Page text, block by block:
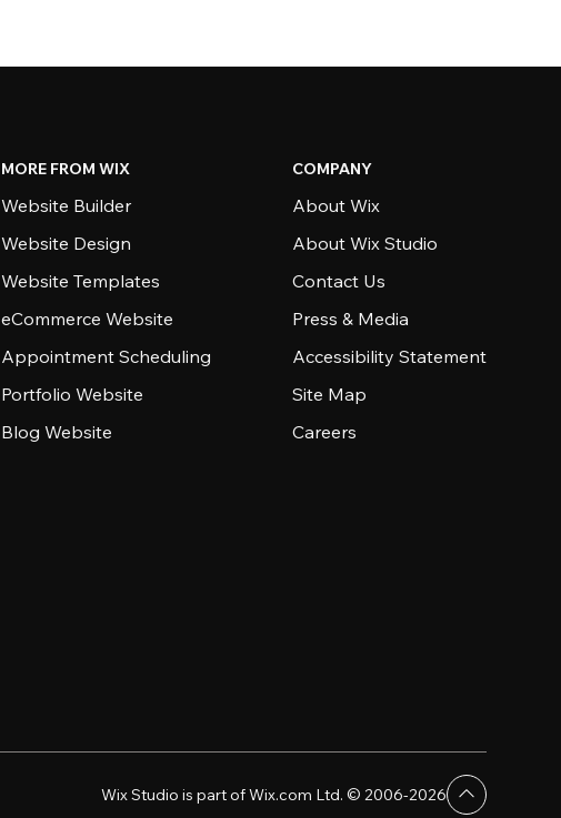
MORE FROM WIX
Website Builder
Website Design
Website Templates
eCommerce Website
Appointment Scheduling
Portfolio Website
Blog Website
COMPANY
About Wix
About Wix Studio
Contact Us
Press & Media
Accessibility Statement
Site Map
Careers
Wix Studio is part of Wix.com Ltd. © 2006-2026